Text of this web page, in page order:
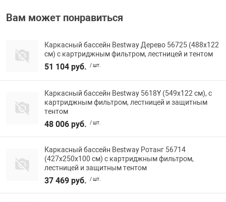
Вам может понравиться
Каркасный бассейн Bestway Дерево 56725 (488х122
см) с картриджным фильтром, лестницей и тентом
51 104 руб. / шт.
Каркасный бассейн Bestway 5618Y (549х122 см), с
картриджным фильтром, лестницей и защитным
тентом
48 006 руб. / шт.
Каркасный бассейн Bestway Ротанг 56714
(427х250х100 см) с картриджным фильтром,
лестницей и защитным тентом
37 469 руб. / шт.